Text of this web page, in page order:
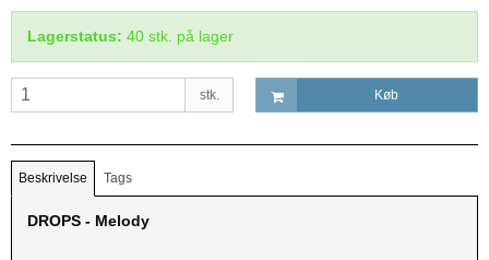
Lagerstatus: 40 stk. på lager
stk. Køb
Beskrivelse Tags
DROPS - Melody